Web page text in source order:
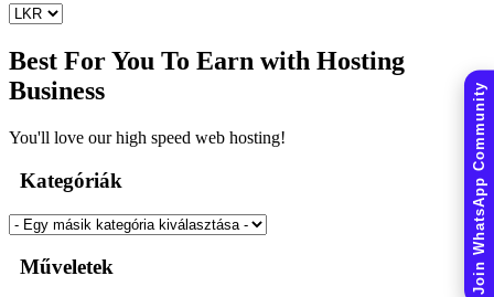
Best For You To Earn with Hosting
Business
You'll love our high speed web hosting!
Kategóriák
Műveletek Join WhatsApp Community